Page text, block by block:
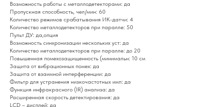
Возможность работы с металлодетекторами: да
Пропускная способность, чел/мин: 60
Количество режимов срабатывания ИК-датчи: 4
Количество металлодетекторов при паралле: 50
Пульт ДУ: да,опция
Возможность синхронизации нескольких уст: да
Количество металлодетекторов при паралле: до 20
Повышенная помехозащищенность (минимальн: 10 см
Защита от вибрационных помех: да
Защита от взаимной интерференции: да
Фильтр для устранения низкочастотных имп: да
Функция инфракрасного (IR) анализа: да
Расширенная скорость детектирования: да
LCD – дисплей: да